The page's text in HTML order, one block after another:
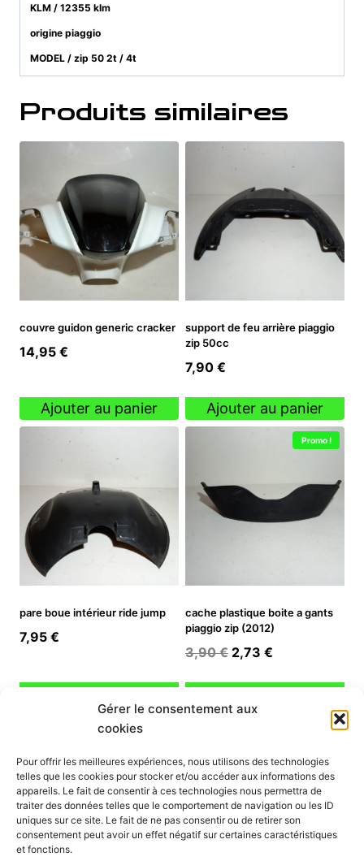
Gérer le consentement aux
cookies
Pour offrir les meilleures expériences, nous utilisons des technologies
telles que les cookies pour stocker et/ou accéder aux informations des
appareils. Le fait de consentir à ces technologies nous permettra de
traiter des données telles que le comportement de navigation ou les ID
uniques sur ce site. Le fait de ne pas consentir ou de retirer son
consentement peut avoir un effet négatif sur certaines caractéristiques
et fonctions.
KLM / 12355 klm
origine piaggio
MODEL / zip 50 2t / 4t
Produits similaires
couvre guidon generic cracker
14,95 €
Ajouter au panier
support de feu arrière piaggio
zip 50cc
7,90 €
Ajouter au panier
pare boue intérieur ride jump
7,95 €
Promo !
cache plastique boite a gants
piaggio zip (2012)
3,90€ Le
initial
était :
2,73 €
actuel
INFORMATION
Mon compte
Nous contacter
Mode paiement
Nos services